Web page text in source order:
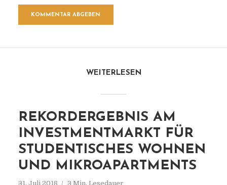
WEITERLESEN
REKORDERGEBNIS AM
INVESTMENTMARKT FÜR
STUDENTISCHES WOHNEN
UND MIKROAPARTMENTS
31. Juli 2018 3 Min. Lesedauer